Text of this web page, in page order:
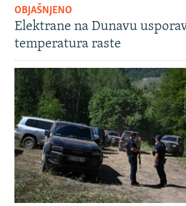
OBJAŠNJENO
Elektrane na Dunavu
temperatura raste